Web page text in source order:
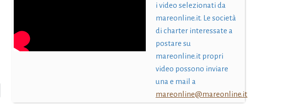
i video selezionati da
mareonline.it. Le società
di charter interessate a
postare su
mareonline.it propri
video possono inviare
una e mail a
mareonline@mareonline.it